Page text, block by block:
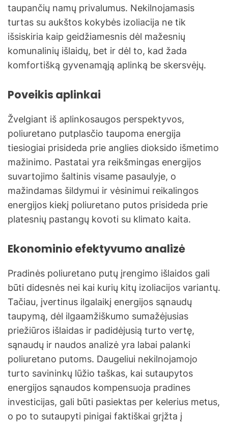
taupančių namų privalumus. Nekilnojamasis
turtas su aukštos kokybės izoliacija ne tik
išsiskiria kaip geidžiamesnis dėl mažesnių
komunalinių išlaidų, bet ir dėl to, kad žada
komfortišką gyvenamąją aplinką be skersvėjų.
Poveikis aplinkai
Žvelgiant iš aplinkosaugos perspektyvos,
poliuretano putplasčio taupoma energija
tiesiogiai prisideda prie anglies dioksido išmetimo
mažinimo. Pastatai yra reikšmingas energijos
suvartojimo šaltinis visame pasaulyje, o
mažindamas šildymui ir vėsinimui reikalingos
energijos kiekį poliuretano putos prisideda prie
platesnių pastangų kovoti su klimato kaita.
Ekonominio efektyvumo analizė
Pradinės poliuretano putų įrengimo išlaidos gali
būti didesnės nei kai kurių kitų izoliacijos variantų.
Tačiau, įvertinus ilgalaikį energijos sąnaudų
taupymą, dėl ilgaamžiškumo sumažėjusias
priežiūros išlaidas ir padidėjusią turto vertę,
sąnaudų ir naudos analizė yra labai palanki
poliuretano putoms. Daugeliui nekilnojamojo
turto savininkų lūžio taškas, kai sutaupytos
energijos sąnaudos kompensuoja pradines
investicijas, gali būti pasiektas per kelerius metus,
o po to sutaupyti pinigai faktiškai grįžta į